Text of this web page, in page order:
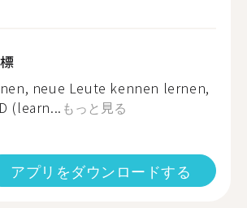
neue Leute kennen lernen,
(learn... もっと見る
アプリをダウンロードする